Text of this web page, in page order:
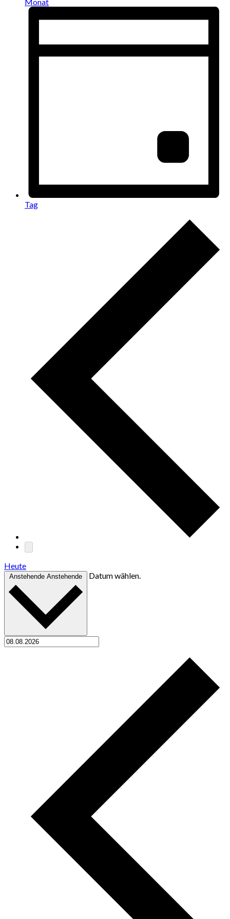
Monat
Tag
Heute
Anstehende Anstehende Datum wählen.